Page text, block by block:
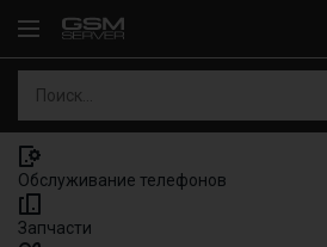
Обслуживание телефонов
Запчасти